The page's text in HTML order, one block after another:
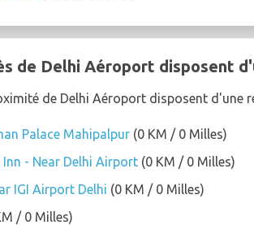
de Delhi Aéroport disposent
de Delhi Aéroport disposent d'une
Palace Mahipalpur (0 KM / 0 Milles)
- Near Delhi Airport (0 KM / 0 Milles)
IGI Airport Delhi (0 KM / 0 Milles)
/ 0 Milles)